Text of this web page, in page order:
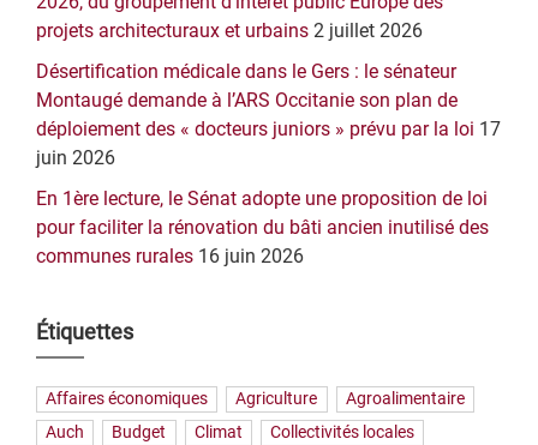
projets architecturaux et urbains 2 juillet 2026
Désertification médicale dans le Gers : le sénateur
Montaugé demande à l’ARS Occitanie son plan de
déploiement des « docteurs juniors » prévu par la loi 17
juin 2026
En 1ère lecture, le Sénat adopte une proposition de loi
pour faciliter la rénovation du bâti ancien inutilisé des
communes rurales 16 juin 2026
Étiquettes
Affaires économiques Agriculture
Agroalimentaire
Auch
Budget Climat
Collectivités locales